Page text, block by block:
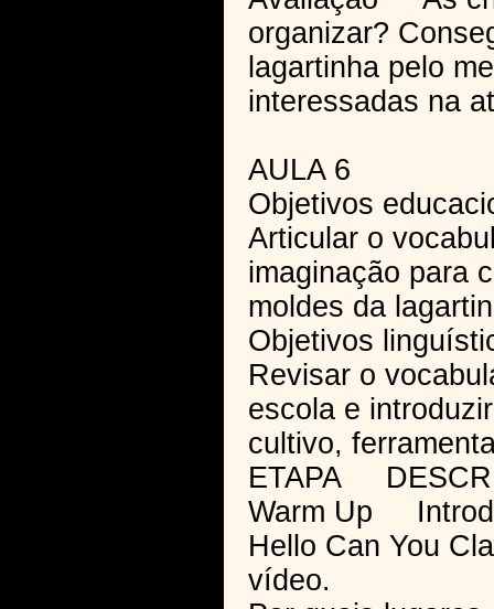
organizar?
lagartinha pelo
interessadas na
AULA 6
Objetivos
Articular o
imaginação para
moldes da
Objetivos
Revisar o
escola e
cultivo,
ETAPA
Warm Up
Hello Can You
vídeo.